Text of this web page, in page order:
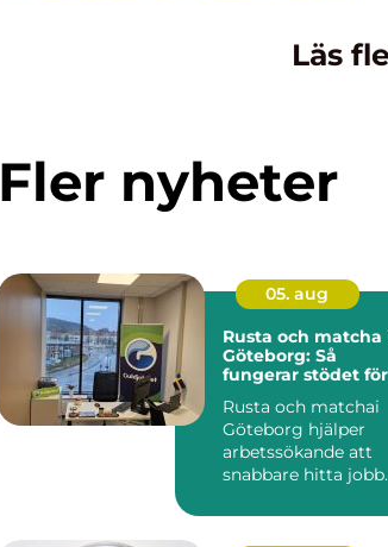
Läs
Fler nyheter
05. aug
Rusta och matcha
Göteborg: Så
fungerar stödet för
arbetsgivare
Rusta och matchai
Göteborg hjälper
arbetssökande att
snabbare hitta jobb